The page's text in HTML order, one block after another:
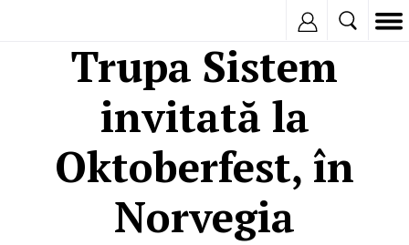
Trupa Sistem
invitată la
Oktoberfest, în
Norvegia